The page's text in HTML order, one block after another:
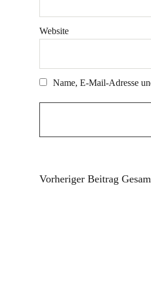
Website
Name, E-Mail-Adresse
Vorheriger Beitrag